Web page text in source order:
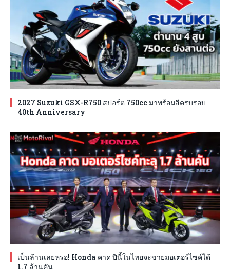
2027 Suzuki GSX-R750 สปอร์ต 750cc มาพร้อมสีครบรอบ
40th Anniversary
เป็นล้านเลยหรอ! Honda คาด ปีนี้ในไทยจะขายมอเตอร์ไซค์ได้
1.7 ล้านคัน